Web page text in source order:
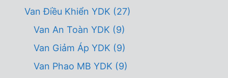
Van Điều Khiển YDK (27)
Van An Toàn YDK (9)
Van Giảm Áp YDK (9)
Van Phao MB YDK (9)